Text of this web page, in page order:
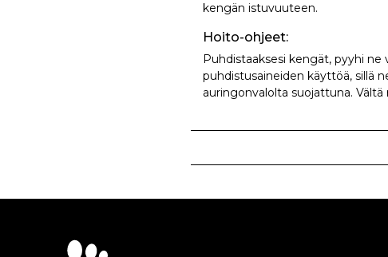
kengän istuvuuteen.
Hoito-ohjeet:
Puhdistaaksesi kengät, pyyhi ne
puhdistusaineiden käyttöä, sillä
auringonvalolta suojattuna.